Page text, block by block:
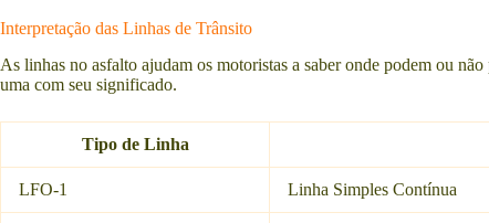
Interpretação das Linhas de Trânsito
As linhas no asfalto ajudam os motoristas a saber onde podem ou
uma com seu significado.
Tipo de Linha
LFO-1 Linha Simples Contínua